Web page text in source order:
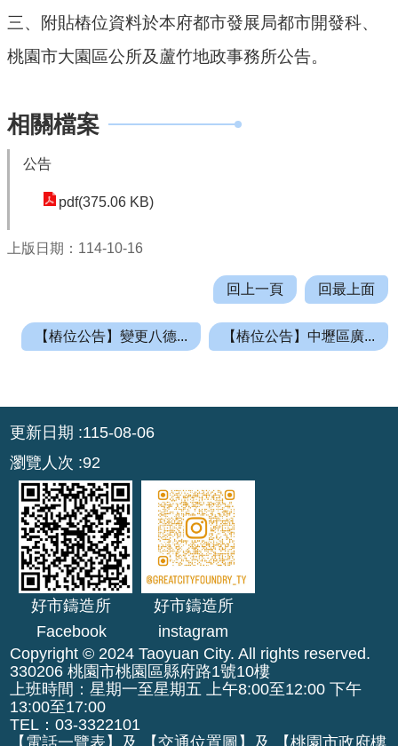
廉
政
專
區
畫
頁
導
覽
市
政
信
箱
i
s
h
桃
三、附貼樁位資料於本府都市發展局都市開發科、
桃園市大園區公所及蘆竹地政事務所公告。
相關檔案
公告
pdf(375.06 KB)
上版日期：114-10-16
回上一頁 回最上面
【樁位公告】變更八德... 【樁位公告】中壢區廣...
更新日期 115-08-06
瀏覽人次
92
好市鑄造所
Facebook
好市鑄造所
instagram
Copyright © 2024 Taoyuan City. All rights reserved.
330206 桃園市桃園區縣府路1號10樓
上班時間：星期一至星期五 上午8:00至12:00 下午
13:00至17:00
TEL：03-3322101